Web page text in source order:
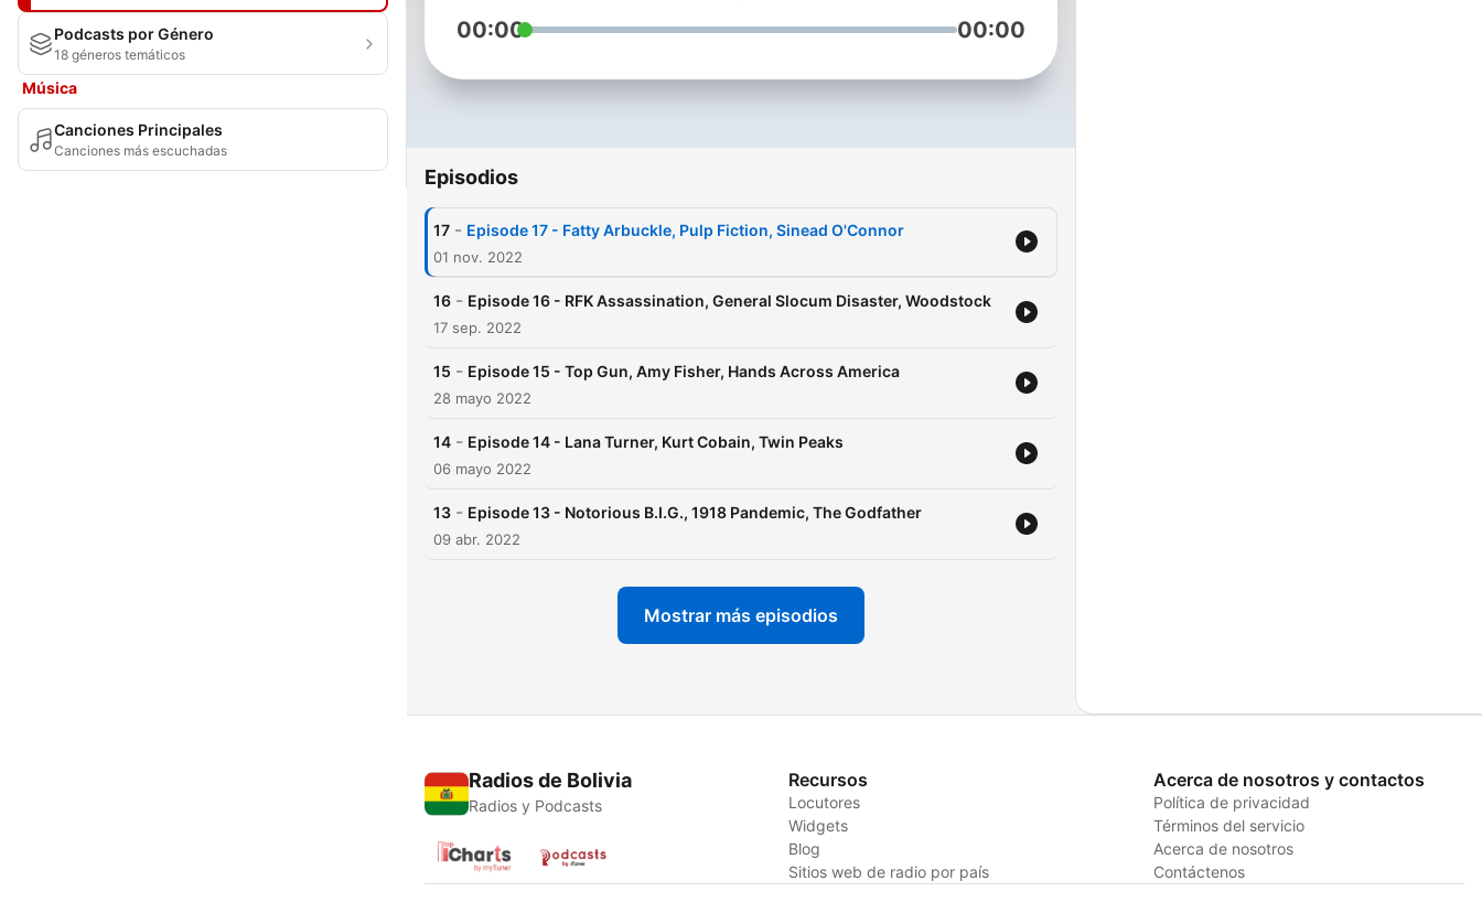
Podcasts por Género
18 géneros temáticos
Música
Canciones Principales
Canciones más escuchadas
00:00 00:00
Episodios
17 - Episode 17 - Fatty Arbuckle, Pulp Fiction, Sinead O'Connor
01 nov. 2022
16 - Episode 16 - RFK Assassination, General Slocum Disaster, Woodstock
17 sep. 2022
15 - Episode 15 - Top Gun, Amy Fisher, Hands Across America
28 mayo 2022
14 - Episode 14 - Lana Turner, Kurt Cobain, Twin Peaks
06 mayo 2022
13 - Episode 13 - Notorious B.I.G., 1918 Pandemic, The Godfather
09 abr. 2022
Mostrar más episodios
Radios de Bolivia
Radios y Podcasts
Recursos
Locutores
Widgets
Blog
Sitios web de radio por país
Acerca de nosotros y contactos
Política de privacidad
Términos del servicio
Acerca de nosotros
Contáctenos